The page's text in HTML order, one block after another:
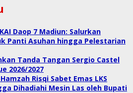
Daop 7 Madiun: Salurkan
Panti Asuhan hingga Pelestarian
Tanda Tangan Sergio Castel
2026/2027
Risqi Sabet Emas LKS
Dihadiahi Mesin Las oleh Bupati